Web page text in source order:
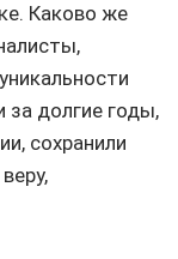
Каково же
за долгие годы,
сохранили